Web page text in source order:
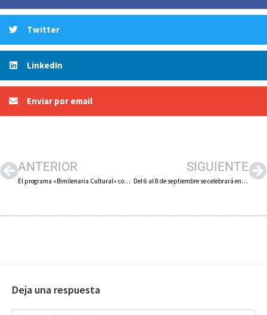
Twitter
LinkedIn
Enviar por email
ANTERIOR
El programa «Bimilenaria Cultural» comienza este 4 de julio en Calahorra con un concierto del Duo Imperial
SIGUIENTE
Del 6 al 8 de septiembre se celebrará en Arnedo el XXVIII Torneo Internacional de fútbol infantil «Arnedo Cup» con 16 equipos
Deja una respuesta